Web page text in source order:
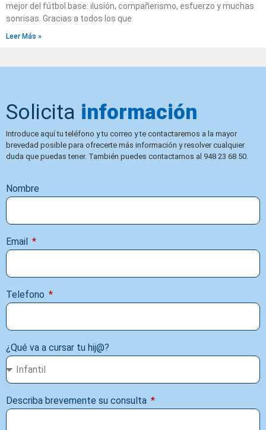
mejor del fútbol base: ilusión, compañerismo, esfuerzo y muchas
sonrisas. Gracias a todos los que
Leer Más »
Solicita información
Introduce aquí tu teléfono y tu correo y te contactaremos a la mayor
brevedad posible para ofrecerte más información y resolver cualquier
duda que puedas tener. También puedes contactarnos al 948 23 68 50.
Nombre
Email
Telefono
¿Qué va a cursar tu hij@?
Describa brevemente su consulta